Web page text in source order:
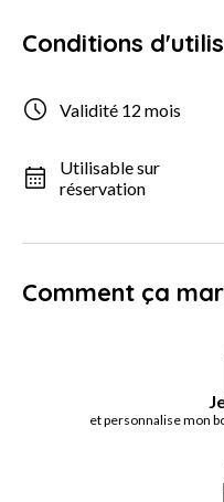
Conditions
Validité 12 mois
Utilisable sur
réservation
Comment ça
et personnalise mon